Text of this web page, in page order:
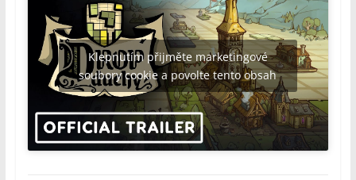
Klepnutím přijměte marketingové
soubory cookie a povolte tento obsah